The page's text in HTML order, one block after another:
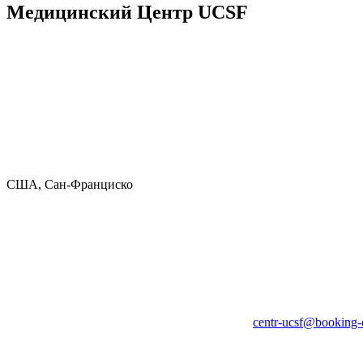
Медицинский Центр UCSF
США, Сан-Франциско
centr-